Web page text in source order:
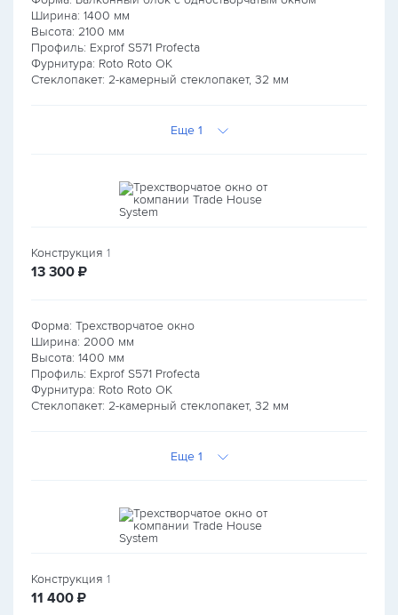
Ширина: 1400 мм
Высота: 2100 мм
Профиль: Exprof S571 Profecta
Фурнитура: Roto Roto OK
Стеклопакет: 2-камерный стеклопакет, 32 мм
Еще 1
Конструкция 1
13 300 руб.
₽
Форма: Трехстворчатое окно
Ширина: 2000 мм
Высота: 1400 мм
Профиль: Exprof S571 Profecta
Фурнитура: Roto Roto OK
Стеклопакет: 2-камерный стеклопакет, 32 мм
Еще 1
Конструкция 1
11 400 руб.
₽